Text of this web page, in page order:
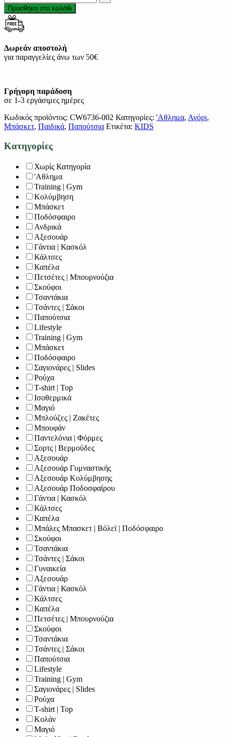
Προσθήκη στο καλάθι
Δωρεάν αποστολή
για παραγγελίες άνω των 50€
Γρήγορη παράδοση
σε 1-3 εργάσιμες ημέρες
Κωδικός προϊόντος: CW6736-002 Κατηγορίες: 'Αθλημα, Αγόρι,
Μπάσκετ, Παιδικά, Παπούτσια Ετικέτα: KIDS
Κατηγορίες
Χωρίς Κατηγορία
'Αθλημα
Training | Gym
Κολύμβηση
Μπάσκετ
Ποδόσφαιρο
Ανδρικά
Αξεσουάρ
Γάντια | Κασκόλ
Κάλτσες
Καπέλα
Πετσέτες | Μπουρνούζια
Σκούφοι
Τσαντάκια
Τσάντες | Σάκοι
Παπούτσια
Lifestyle
Training | Gym
Μπάσκετ
Ποδόσφαιρο
Σαγιονάρες | Slides
Ρούχα
T-shirt | Top
Ισοθερμικά
Μαγιό
Μπλούζες | Ζακέτες
Μπουφάν
Παντελόνια | Φόρμες
Σορτς | Βερμούδες
Αξεσουάρ
Αξεσουάρ Γυμναστικής
Αξεσουάρ Κολύμβησης
Αξεσουάρ Ποδοσφαίρου
Γάντια | Κασκόλ
Κάλτσες
Καπέλα
Μπάλες Μπασκετ | Βόλεϊ | Ποδόσφαιρο
Σκούφοι
Τσαντάκια
Τσάντες | Σάκοι
Γυναικεία
Αξεσουάρ
Γάντια | Κασκόλ
Κάλτσες
Καπέλα
Πετσέτες | Μπουρνούζια
Σκούφοι
Τσαντάκια
Τσάντες | Σάκοι
Παπούτσια
Lifestyle
Training | Gym
Σαγιονάρες | Slides
Ρούχα
T-shirt | Top
Κολάν
Μαγιό